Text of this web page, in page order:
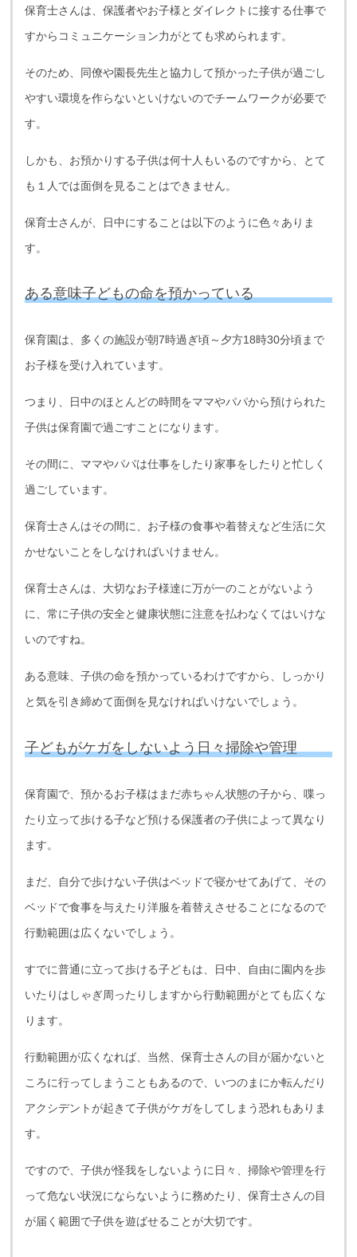
保育士さんは、保護者やお子様とダイレクトに接する仕事で
すからコミュニケーション力がとても求められます。
そのため、同僚や園長先生と協力して預かった子供が過ごし
やすい環境を作らないといけないのでチームワークが必要で
す。
しかも、お預かりする子供は何十人もいるのですから、とて
も１人では面倒を見ることはできません。
保育士さんが、日中にすることは以下のように色々ありま
す。
ある意味子どもの命を預かっている
保育園は、多くの施設が朝7時過ぎ頃～夕方18時30分頃まで
お子様を受け入れています。
つまり、日中のほとんどの時間をママやパパから預けられた
子供は保育園で過ごすことになります。
その間に、ママやパパは仕事をしたり家事をしたりと忙しく
過ごしています。
保育士さんはその間に、お子様の食事や着替えなど生活に欠
かせないことをしなければいけません。
保育士さんは、大切なお子様達に万が一のことがないよう
に、常に子供の安全と健康状態に注意を払わなくてはいけな
いのですね。
ある意味、子供の命を預かっているわけですから、しっかり
と気を引き締めて面倒を見なければいけないでしょう。
子どもがケガをしないよう日々掃除や管理
保育園で、預かるお子様はまだ赤ちゃん状態の子から、喋っ
たり立って歩ける子など預ける保護者の子供によって異なり
ます。
まだ、自分で歩けない子供はベッドで寝かせてあげて、その
ベッドで食事を与えたり洋服を着替えさせることになるので
行動範囲は広くないでしょう。
すでに普通に立って歩ける子どもは、日中、自由に園内を歩
いたりはしゃぎ周ったりしますから行動範囲がとても広くな
ります。
行動範囲が広くなれば、当然、保育士さんの目が届かないと
ころに行ってしまうこともあるので、いつのまにか転んだり
アクシデントが起きて子供がケガをしてしまう恐れもありま
す。
ですので、子供が怪我をしないように日々、掃除や管理を行
って危ない状況にならないように務めたり、保育士さんの目
が届く範囲で子供を遊ばせることが大切です。